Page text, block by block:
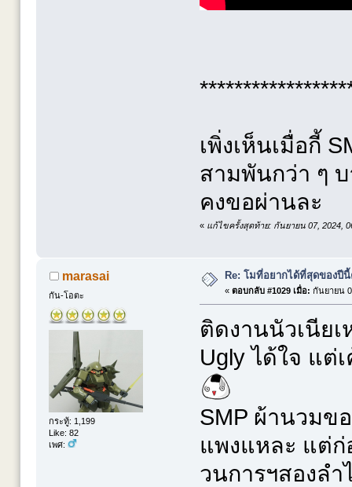
เพิ่งเห็นเมื่อกี้
สามพันกว่า ๆ
คงขอผ่านละ
« แก้ไขครั้งสุดท้าย: กันยายน 07, 2024,
marasai
กัน-โอตะ
กระทู้: 1,199
Like: 82
เพศ:
Re: โมที่อยากได้ที่สุดของปี
« ตอบกลับ #1029 เมื่อ: กันยายน
ติดงานนัวเนียเ
Ugly ได้ใจ แต่
SMP ผ้านวมข
แพงแหละ แต่
วนการฯสองลำ